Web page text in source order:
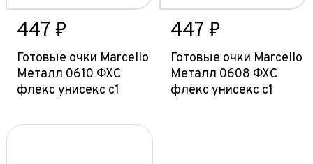
447 ₽
Готовые очки Marcello
Металл 0610 ФХС
флекс унисекс с1
447 ₽
Готовые очки Marcello
Металл 0608 ФХС
флекс унисекс с1